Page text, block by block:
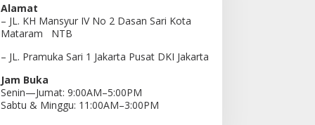
Alamat
– JL. KH Mansyur IV No 2 Dasan Sari Kota
Mataram NTB
– JL. Pramuka Sari 1 Jakarta Pusat DKI Jakarta
Jam Buka
Senin—Jumat: 9:00AM–5:00PM
Sabtu & Minggu: 11:00AM–3:00PM